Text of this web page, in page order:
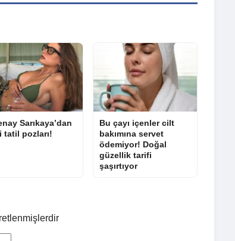
Sarıkaya’dan
tatil pozları!
Bu çayı içenler cilt
bakımına servet
ödemiyor! Doğal
güzellik tarifi
şaşırtıyor